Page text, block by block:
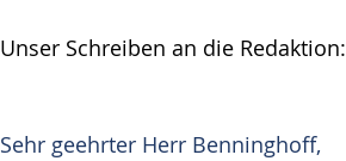
Unser Schreiben an die Redaktion:
Sehr geehrter Herr Benninghoff,